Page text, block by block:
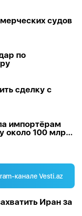
судов
по
сделку с
импортёрам
около 100 млрд
канале Vesti.az
Иран за